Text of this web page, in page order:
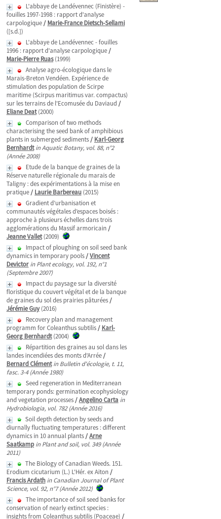
L'abbaye de Landévennec (Finistère) -
fouilles 1997-1998 : rapport d'analyse
carpologique/ Marie-France Dietsch-Sellami
([s.d.])
L'abbaye de Landévennec - fouilles
1996 : rapport d'analyse carpologique/
Marie-Pierre Ruas(1999)
Analyse agro-écologique dans le
Marais-Breton Vendéen. Expérience de
stimulation des population de Scirpe
maritime (Scirpus maritimus var. compactus)
sur les terrains de l'Ecomusée du Daviaud /
Eliane Deat(2000)
Comparison of two methods
characterising the seed bank of amphibious
plants in submerged sediments/ Karl-Georg
Bernhardt in Aquatic Botany, vol. 88, n°2
(Année 2008)
Etude de la banque de graines de la
Réserve naturelle régionale du marais de
Taligny : des expérimentations à la mise en
pratique/ Laurie Barbereau (2015)
Gradient d’urbanisation et
communautés végétales d’espaces boisés :
approche à plusieurs échelles dans trois
agglomérations du Massif armoricain /
Jeanne Vallet(2009)
Impact of ploughing on soil seed bank
dynamics in temporary pools/Vincent
Devictor in Plant ecology, vol. 192, n°1
(Septembre 2007)
Impact du paysage sur la diversité
floristique du couvert végétal et de la banque
de graines du sol des prairies pâturées/
Jérémie Guy(2016)
Recovery plan and management
programm for Coleanthus subtilis/ Karl-
Georg Bernhardt(2004)
Répartition des graines au sol dans les
landes incendiées des monts d'Arrée/
Bernard Clément in Bulletin d'écologie, t. 11,
fasc. 3-4 (Année 1980)
Seed regeneration in Mediterranean
temporary ponds: germination ecophysiology
and vegetation processes/Angelino Carta in
Hydrobiologia, vol. 782 (Année 2016)
Soil depth detection by seeds and
diurnally fluctuating temperatures : different
dynamics in 10 annual plants/Arne
Saatkamp in Plant and soil, vol. 349 (Année
2011)
The Biology of Canadian Weeds. 151.
Erodium cicutarium (L.) L'Hér. ex Aiton /
Francis Ardath in Canadian Journal of Plant
Science, vol. 92, n°7 (Année 2012)
The importance of soil seed banks for
conservation of nearly extinct species :
insights from Coleanthus subtilis (Poaceae) /